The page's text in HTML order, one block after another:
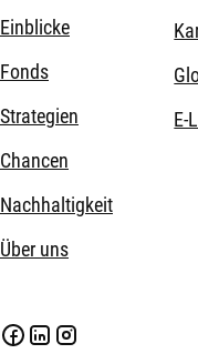
Einblicke
Fonds
Strategien
Chancen
Nachhaltigkeit
Über uns
E-